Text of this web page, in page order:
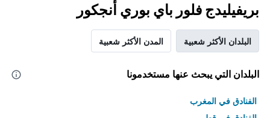
بريفيليدج فلور باي بوري أنجكور
البلدان الأكثر شعبية المدن الأكثر شعبية
البلدان التي يبحث عنها مستخدمونا
الفنادق في المغرب